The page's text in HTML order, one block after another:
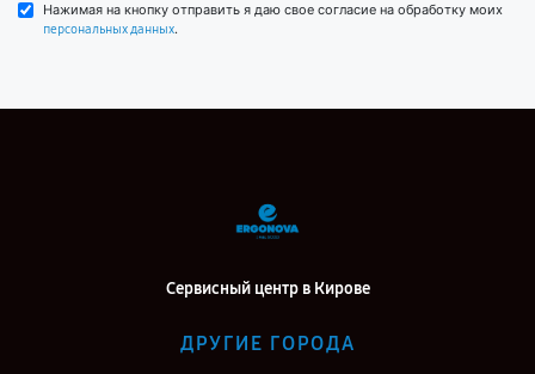
Нажимая на кнопку отправить я даю свое согласие на обработку моих
персональных данных.
Сервисный центр в Кирове
ДРУГИЕ ГОРОДА